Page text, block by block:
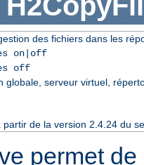
des fichiers dans les
on|off
off
globale, serveur virtuel,
partir de la version 2.4.24 du
permet